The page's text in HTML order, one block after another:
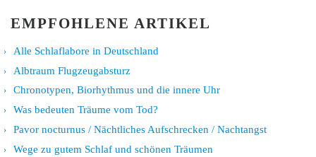
EMPFOHLENE ARTIKEL
Alle Schlaflabore in Deutschland
Albtraum Flugzeugabsturz
Chronotypen, Biorhythmus und die innere Uhr
Was bedeuten Träume vom Tod?
Pavor nocturnus / Nächtliches Aufschrecken / Nachtangst
Wege zu gutem Schlaf und schönen Träumen